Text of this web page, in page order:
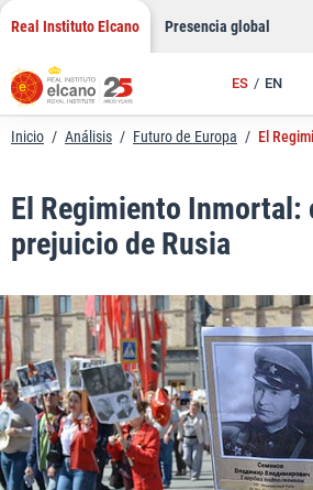
Saltar
contenido
Real Instituto Elcano Presencia global
ES EN
Inicio / Análisis / Futuro de Europa / El
El Regimiento Inmortal:
prejuicio de Rusia